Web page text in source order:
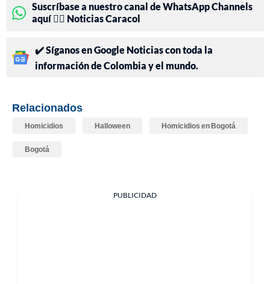
Suscríbase a nuestro canal de WhatsApp Channels
aquí 👉🏻 Noticias Caracol
✔️ Síganos en Google Noticias con toda la
información de Colombia y el mundo.
Relacionados
Homicidios Halloween Homicidios en Bogotá
Bogotá
PUBLICIDAD